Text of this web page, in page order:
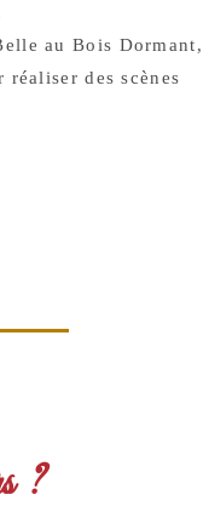
au Bois Dormant,
des scènes
?